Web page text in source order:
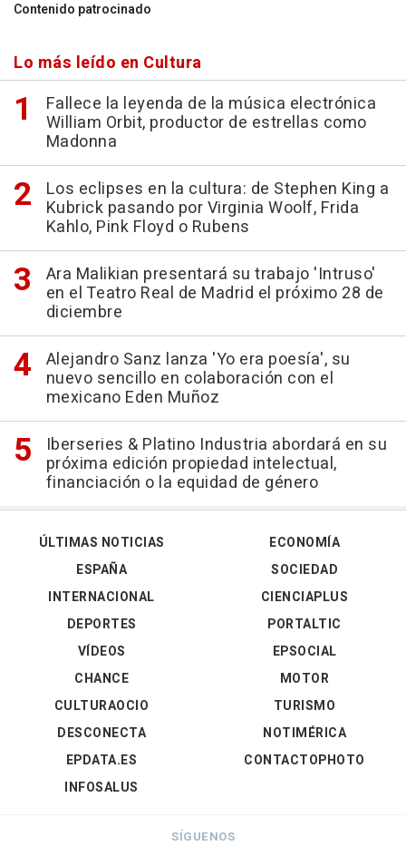
Contenido patrocinado
Lo más leído en Cultura
Fallece la leyenda de la música electrónica
William Orbit, productor de estrellas como
Madonna
Los eclipses en la cultura: de Stephen King a
Kubrick pasando por Virginia Woolf, Frida
Kahlo, Pink Floyd o Rubens
Ara Malikian presentará su trabajo 'Intruso'
en el Teatro Real de Madrid el próximo 28 de
diciembre
Alejandro Sanz lanza 'Yo era poesía', su
nuevo sencillo en colaboración con el
mexicano Eden Muñoz
Iberseries & Platino Industria abordará en su
próxima edición propiedad intelectual,
financiación o la equidad de género
ÚLTIMAS NOTICIAS
ESPAÑA
INTERNACIONAL
DEPORTES
VÍDEOS
ECONOMÍA
SOCIEDAD
CIENCIAPLUS
PORTALTIC
EPSOCIAL
CHANCE
CULTURAOCIO
DESCONECTA
EPDATA.ES
INFOSALUS
MOTOR
TURISMO
NOTIMÉRICA
CONTACTOPHOTO
SÍGUENOS